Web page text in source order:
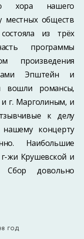
хора нашего
местных обществ
из трёх
программы
произведения
Эпштейн и
вошли романсы,
г. Марголиным, и
к делу
концерту
Наибольшие
жи Крушевской и
Сбор довольно
ГОД